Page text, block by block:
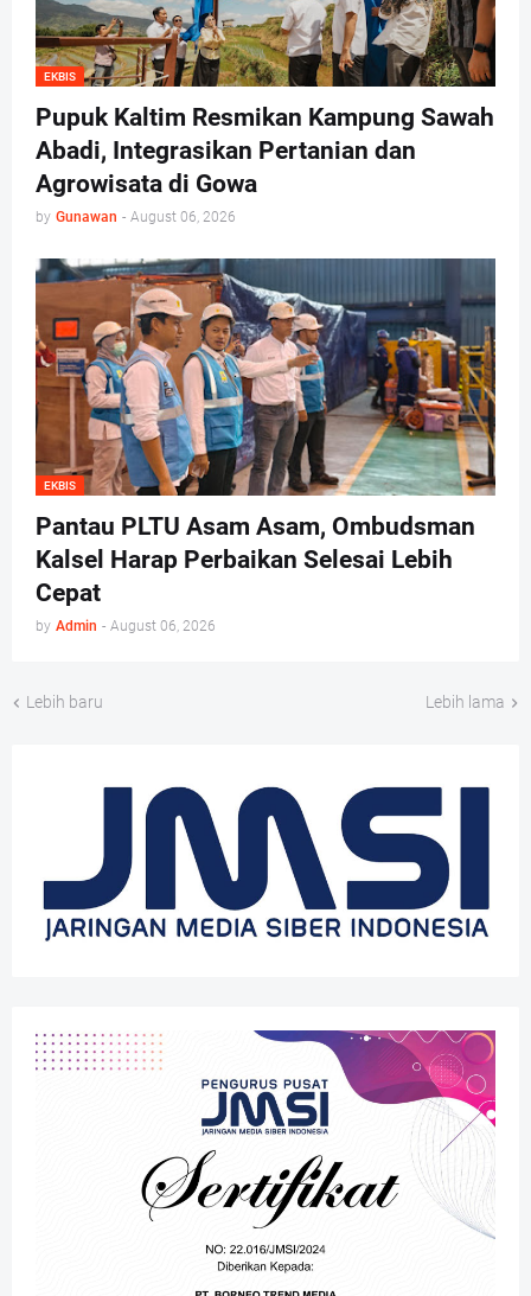
EKBIS
Pupuk Kaltim Resmikan Kampung Sawah
Abadi, Integrasikan Pertanian dan
Agrowisata di Gowa
by Gunawan - August 06, 2026
EKBIS
Pantau PLTU Asam Asam, Ombudsman
Kalsel Harap Perbaikan Selesai Lebih
Cepat
by Admin - August 06, 2026
Lebih baru Lebih lama